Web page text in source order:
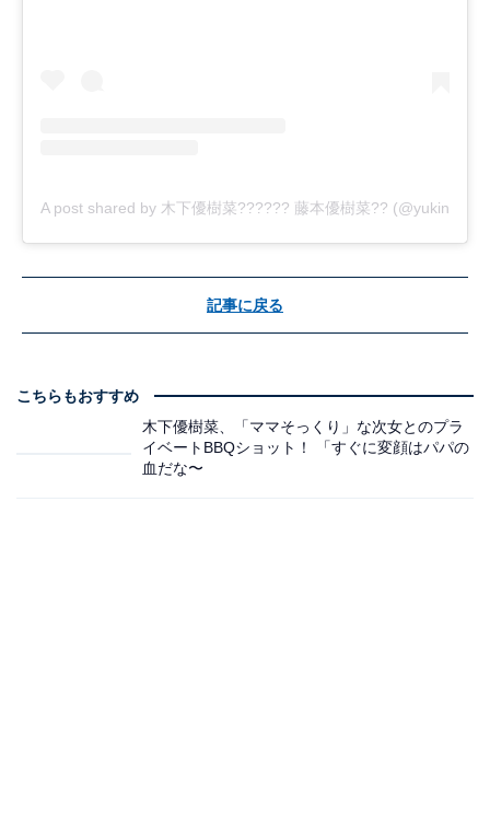
A post shared by 木下優樹菜?????? 藤本優樹菜??
記事に戻る
こちらもおすすめ
木下優樹菜、「ママそっくり」な次女とのプラ
イベートBBQショット！ 「すぐに変顔はパパの
血だな〜